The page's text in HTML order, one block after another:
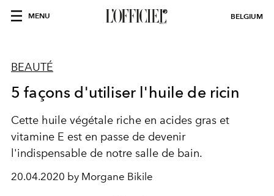
MENU BELGIUM
BEAUTÉ
5 façons d'utiliser l'huile de ricin
Cette huile végétale riche en acides gras et
vitamine E est en passe de devenir
l'indispensable de notre salle de bain.
20.04.2020 by Morgane Bikile